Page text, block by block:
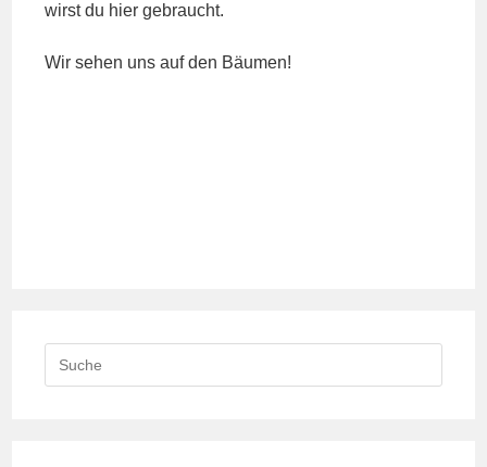
wirst du hier gebraucht.
Wir sehen uns auf den Bäumen!
this